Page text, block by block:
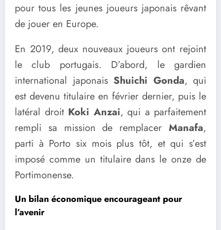
pour tous les jeunes joueurs japonais rêvant
de jouer en Europe.
En 2019, deux nouveaux joueurs ont rejoint
le club portugais. D’abord, le gardien
international japonais Shuichi Gonda, qui
est devenu titulaire en février dernier, puis le
latéral droit Koki Anzai, qui a parfaitement
rempli sa mission de remplacer Manafa,
parti à Porto six mois plus tôt, et qui s’est
imposé comme un titulaire dans le onze de
Portimonense.
Un bilan économique encourageant pour
l’avenir